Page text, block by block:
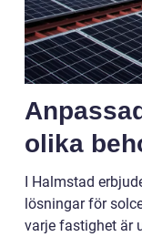
olika
I Halmstad
lösningar för
varje fastighet är